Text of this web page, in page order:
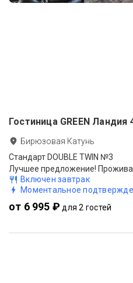
Гостиница GREEN Ландия
Бирюзовая Катунь
Стандарт DOUBLE TWIN №3
Лучшее предложение!
Включен завтрак
Моментальное
от 6 995 ₽ для 2 гостей